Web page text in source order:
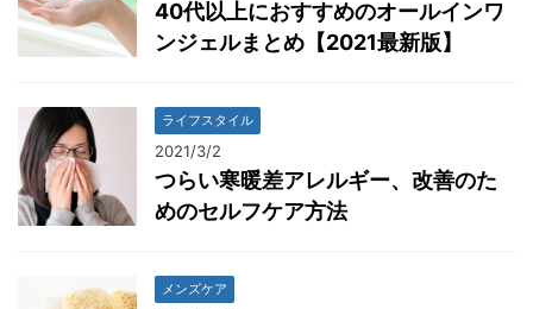
40代以上におすすめのオールインワ
ンジェルまとめ【2021最新版】
ライフスタイル
2021/3/2
つらい寒暖差アレルギー、改善のた
めのセルフケア方法
メンズケア